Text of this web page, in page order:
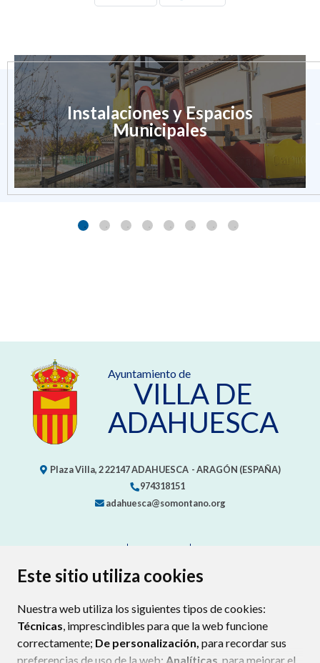
Este sitio utiliza cookies
Nuestra web utiliza los siguientes tipos de cookies:
Técnicas, imprescindibles para que la web funcione
correctamente; De personalización, para recordar sus
preferencias de uso de la web; Analíticas , para mejorar el
Instalaciones y Espacios
Municipales
Ayuntamiento de
VILLA DE
ADAHUESCA
Plaza Villa, 222147ADAHUESCA - ARAGÓN (ESPAÑA)
974318151
adahuesca@somontano.org
PROTECCIÓN DE DATOS
POLÍTICA DE COOKIES
ENLACE EXTERNO AL